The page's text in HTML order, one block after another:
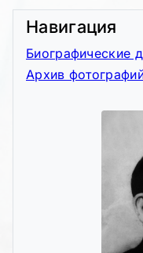
Навигация
Биографические
Архив